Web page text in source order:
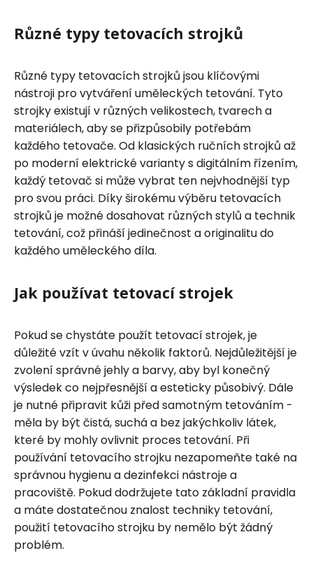
Různé typy tetovacích strojků
Různé typy tetovacích strojků jsou klíčovými
nástroji pro vytváření uměleckých tetování. Tyto
strojky existují v různých velikostech, tvarech a
materiálech, aby se přizpůsobily potřebám
každého tetovače. Od klasických ručních strojků až
po moderní elektrické varianty s digitálním řízením,
každý tetovač si může vybrat ten nejvhodnější typ
pro svou práci. Díky širokému výběru tetovacích
strojků je možné dosahovat různých stylů a technik
tetování, což přináší jedinečnost a originalitu do
každého uměleckého díla.
Jak používat tetovací strojek
Pokud se chystáte použít tetovací strojek, je
důležité vzít v úvahu několik faktorů. Nejdůležitější je
zvolení správné jehly a barvy, aby byl konečný
výsledek co nejpřesnější a esteticky působivý. Dále
je nutné připravit kůži před samotným tetováním -
měla by být čistá, suchá a bez jakýchkoliv látek,
které by mohly ovlivnit proces tetování. Při
používání tetovacího strojku nezapomeňte také na
správnou hygienu a dezinfekci nástroje a
pracoviště. Pokud dodržujete tato základní pravidla
a máte dostatečnou znalost techniky tetování,
použití tetovacího strojku by nemělo být žádný
problém.